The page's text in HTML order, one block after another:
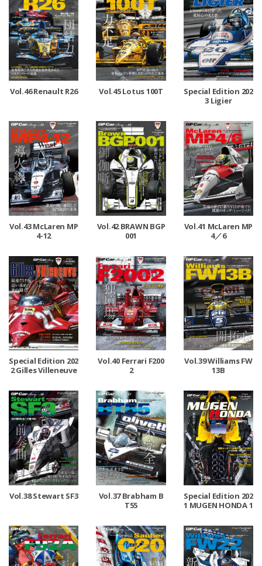
Vol.46 Renault R26 Vol.45 Lotus 100T
Special Edition 202
3 Ligier
Vol.43 McLaren MP
4-12
Vol.42 BRAWN BGP
001
Vol.41 McLaren MP
4／6
Special Edition 202
2 Gilles Villeneuve
Vol.40 Ferrari F200
2
Vol.39 Williams FW
13B
Vol.38 Stewart SF3
Vol.37 Brabham B
T55
Special Edition 202
1 MUGEN HONDA 1